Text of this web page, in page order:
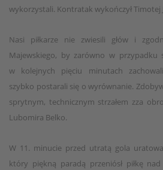
wykorzystali. Kontratak wykończył Timotej
Nasi piłkarze nie zwiesili głów i
Majewskiego, by zarówno w
w kolejnych pięciu minutach
szybko postarali się o wyrównanie.
sprytnym, technicznym strzałem zza
Lubomira Belko.
W 11. minucie przed utratą gola
który piękną paradą przeniósł piłkę